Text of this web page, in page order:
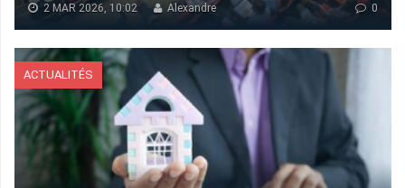
2 MAR 2026, 10:02 0
Alexandre
ACTUALITÉS